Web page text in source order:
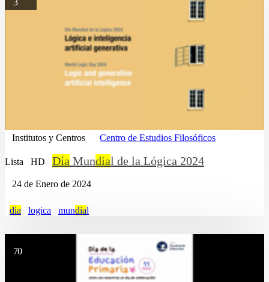
3
Institutos y Centros Centro de Estudios Filosóficos
Lista HD Día Mundial de la Lógica 2024
24 de Enero de 2024
dia logica mundial
70